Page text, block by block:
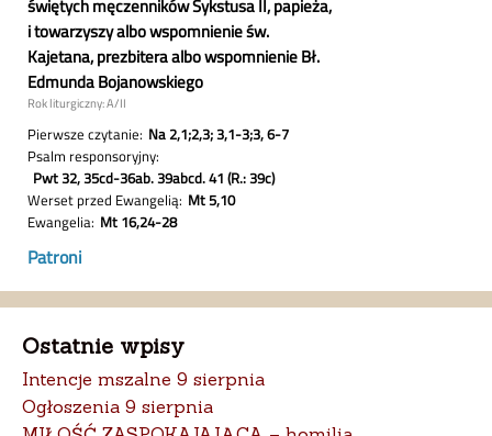
Ostatnie wpisy
Intencje mszalne 9 sierpnia
Ogłoszenia 9 sierpnia